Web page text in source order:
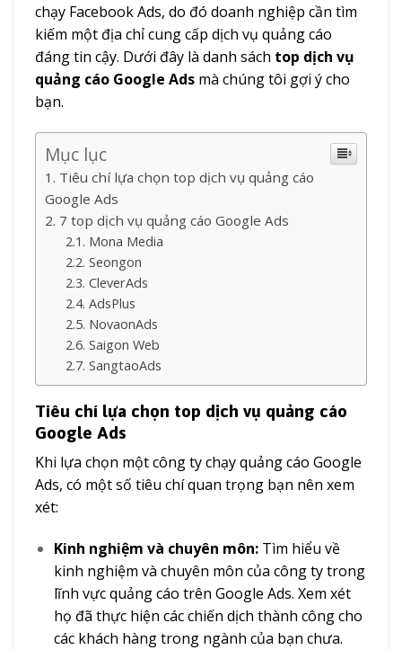
chạy Facebook Ads, do đó doanh nghiệp cần tìm
kiếm một địa chỉ cung cấp dịch vụ quảng cáo
đáng tin cậy. Dưới đây là danh sách top dịch vụ
quảng cáo Google Ads mà chúng tôi gợi ý cho
bạn.
Mục lục
Tiêu chí lựa chọn top dịch vụ quảng cáo
Google Ads
7 top dịch vụ quảng cáo Google Ads
Mona Media
Seongon
CleverAds
AdsPlus
NovaonAds
Saigon Web
SangtaoAds
Tiêu chí lựa chọn top dịch vụ quảng cáo
Google Ads
Khi lựa chọn một công ty chạy quảng cáo Google
Ads, có một số tiêu chí quan trọng bạn nên xem
xét:
Kinh nghiệm và chuyên môn:Tìm hiểu về
kinh nghiệm và chuyên môn của công ty trong
lĩnh vực quảng cáo trên Google Ads. Xem xét
họ đã thực hiện các chiến dịch thành công cho
các khách hàng trong ngành của bạn chưa.